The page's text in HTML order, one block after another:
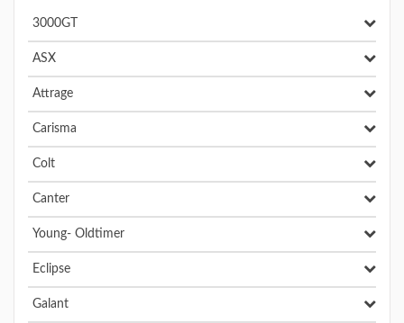
3000GT
ASX
Attrage
Carisma
Colt
Canter
Young- Oldtimer
Eclipse
Galant